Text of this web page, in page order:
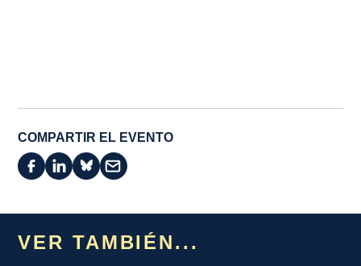
COMPARTIR EL EVENTO
VER TAMBIÉN...